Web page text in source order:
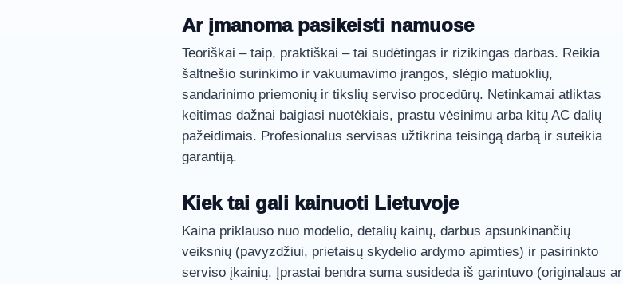
Ar įmanoma pasikeisti namuose
Teoriškai – taip, praktiškai – tai sudėtingas ir rizikingas darbas. Reikia
šaltnešio surinkimo ir vakuumavimo įrangos, slėgio matuoklių,
sandarinimo priemonių ir tikslių serviso procedūrų. Netinkamai atliktas
keitimas dažnai baigiasi nuotėkiais, prastu vėsinimu arba kitų AC dalių
pažeidimais. Profesionalus servisas užtikrina teisingą darbą ir suteikia
garantiją.
Kiek tai gali kainuoti Lietuvoje
Kaina priklauso nuo modelio, detalių kainų, darbus apsunkinančių
veiksnių (pavyzdžiui, prietaisų skydelio ardymo apimties) ir pasirinkto
serviso įkainių. Įprastai bendra suma susideda iš garintuvo (originalaus ar